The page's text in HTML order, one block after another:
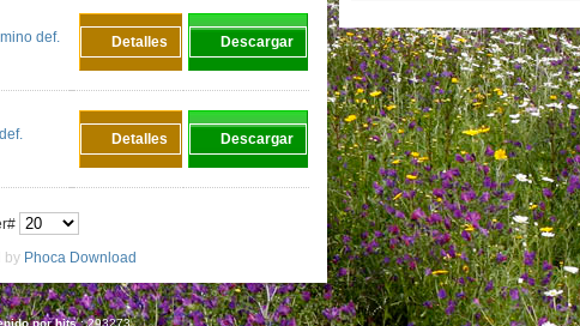
def.
Detalles Descargar
Detalles Descargar
by Phoca Download
por hits: 293273